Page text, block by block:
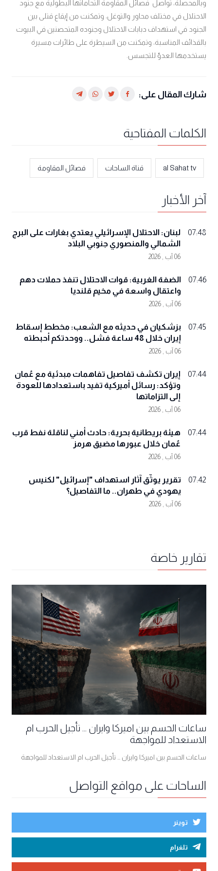
وبالمحصلة، تواصل فصائل المقاومة التحاماتها البطولية مع جنود
الاحتلال في مختلف محاور والتوغل، وتمكنت من إيقاع قتلى بين
الجنود في استهداف دبابات الاحتلال وجنوده المتحصنين في البيوت
بالقذائف المناسبة، وتمكنت من السيطرة على طائرات مسيرة
يستخدمها العدوّ للتجسس.
شارك المقال على:
الكلمات المفتاحية
al Sahat tv قناة الساحات فصائل المقاومة
آخر الأخبار
07:48
لبنان: الاحتلال الإسرائيلي يعتدي بغارات على البرج
الشمالي والمنصوري جنوبي البلاد
06 آب , 2026
07:46
الضفة الغربية: قوات الاحتلال تنفذ حملات دهم
واعتقال واسعة في مخيم قلنديا
06 آب , 2026
07:45
بزشكيان في حديثه مع الشعب: مخطط إسقاط
إيران خلال 48 ساعة فشل.. ووحدتكم أحبطته
06 آب , 2026
07:44
إيران تكشف تفاصيل تفاهمات مبدئية مع عُمان
وتؤكد: رسائل أميركية تفيد باستعدادها للعودة
إلى التزاماتها
06 آب , 2026
07:44
هيئة بريطانية بحرية: حادث أمني لناقلة نفط قرب
عُمان خلال عبورها مضيق هرمز
06 آب , 2026
07:42
تقرير يوثّق آثار استهداف "إسرائيل" لكنيس
يهودي في طهران.. ما التفاصيل؟
06 آب , 2026
تقارير خاصة
ساعات الحسم بين اميركا وايران ... تأجيل الحرب ام
الاستعداد للمواجهة
ساعات الحسم بين اميركا وايران ... تأجيل الحرب ام الاستعداد للمواجهة
الساحات على مواقع التواصل
توينر
تلغرام